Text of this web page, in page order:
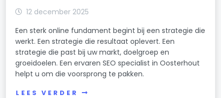
12 december 2025
Een sterk online fundament begint bij een strategie die
werkt. Een strategie die resultaat oplevert. Een
strategie die past bij uw markt, doelgroep en
groeidoelen. Een ervaren SEO specialist in Oosterhout
helpt u om die voorsprong te pakken.
LEES VERDER